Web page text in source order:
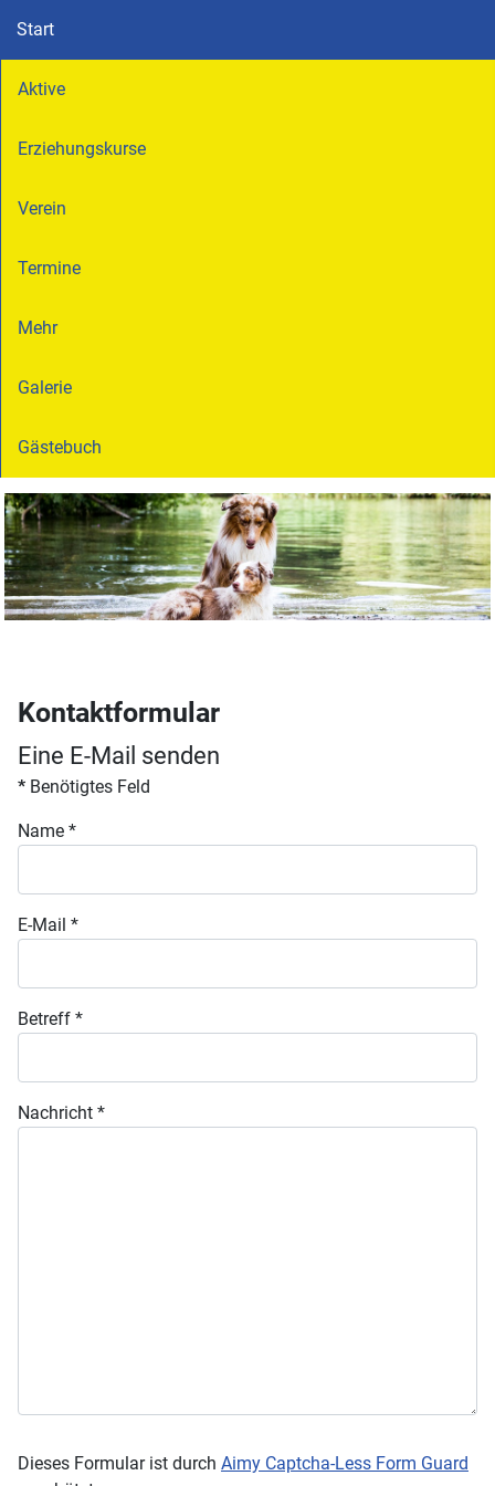
Start
Aktive
Erziehungskurse
Verein
Termine
Mehr
Galerie
Gästebuch
Kontaktformular
Eine E-Mail senden
* Benötigtes Feld
Name *
E-Mail *
Betreff *
Nachricht *
Dieses Formular ist durch Aimy Captcha-Less Form Guard